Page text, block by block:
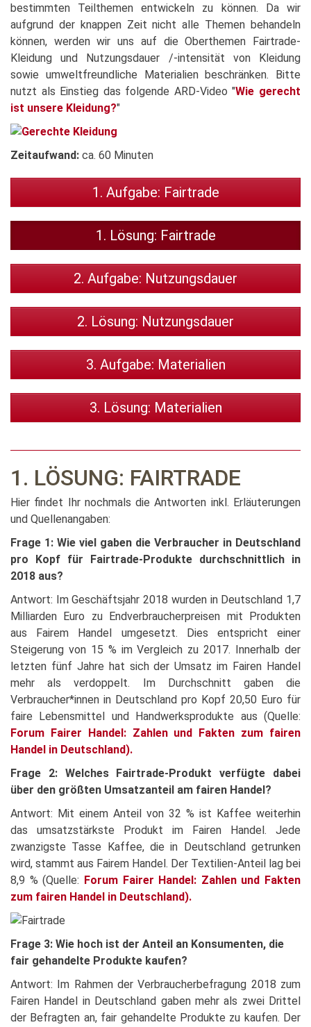
bestimmten Teilthemen entwickeln zu können. Da wir
aufgrund der knappen Zeit nicht alle Themen behandeln
können, werden wir uns auf die Oberthemen Fairtrade-
Kleidung und Nutzungsdauer /-intensität von Kleidung
sowie umweltfreundliche Materialien beschränken. Bitte
nutzt als Einstieg das folgende ARD-Video "Wie gerecht
ist unsere Kleidung?"
Zeitaufwand: ca. 60 Minuten
1. Aufgabe: Fairtrade
1. Lösung: Fairtrade
2. Aufgabe: Nutzungsdauer
2. Lösung: Nutzungsdauer
3. Aufgabe: Materialien
3. Lösung: Materialien
1. LÖSUNG: FAIRTRADE
Hier findet Ihr nochmals die Antworten inkl. Erläuterungen
und Quellenangaben:
Frage 1: Wie viel gaben die Verbraucher in Deutschland
pro Kopf für Fairtrade-Produkte durchschnittlich in
2018 aus?
Antwort: Im Geschäftsjahr 2018 wurden in Deutschland 1,7
Milliarden Euro zu Endverbraucherpreisen mit Produkten
aus Fairem Handel umgesetzt. Dies entspricht einer
Steigerung von 15 % im Vergleich zu 2017. Innerhalb der
letzten fünf Jahre hat sich der Umsatz im Fairen Handel
mehr als verdoppelt. Im Durchschnitt gaben die
Verbraucher*innen in Deutschland pro Kopf 20,50 Euro für
faire Lebensmittel und Handwerksprodukte aus (Quelle:
Forum Fairer Handel: Zahlen und Fakten zum fairen
Handel in Deutschland).
Frage 2: Welches Fairtrade-Produkt verfügte dabei
über den größten Umsatzanteil am fairen Handel?
Antwort: Mit einem Anteil von 32 % ist Kaffee weiterhin
das umsatzstärkste Produkt im Fairen Handel. Jede
zwanzigste Tasse Kaffee, die in Deutschland getrunken
wird, stammt aus Fairem Handel. Der Textilien-Anteil lag bei
8,9 % (Quelle: Forum Fairer Handel: Zahlen und Fakten
zum fairen Handel in Deutschland).
Frage 3: Wie hoch ist der Anteil an Konsumenten, die
fair gehandelte Produkte kaufen?
Antwort: Im Rahmen der Verbraucherbefragung 2018 zum
Fairen Handel in Deutschland gaben mehr als zwei Drittel
der Befragten an, fair gehandelte Produkte zu kaufen. Der